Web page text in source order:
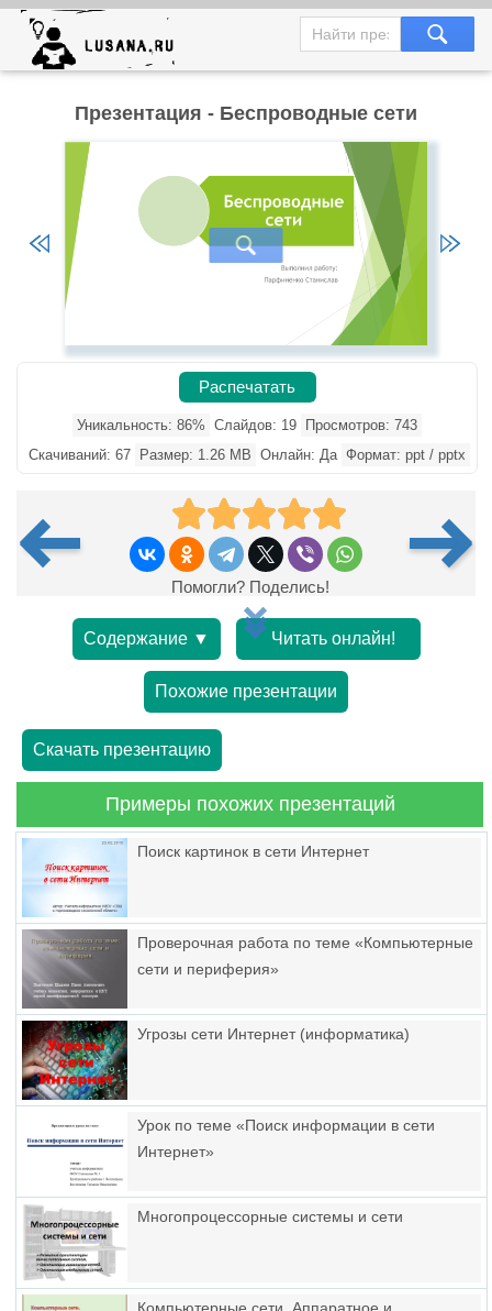
Презентация - Беспроводные сети
Распечатать
Уникальность: 86% Слайдов: 19
Просмотров: 743
Скачиваний: 67
Размер: 1.26 MB Онлайн: Да Формат: ppt / pptx
Помогли? Поделись!
Содержание ▼ Читать онлайн!
Похожие презентации
Скачать презентацию
Примеры похожих презентаций
Поиск картинок в сети Интернет
Проверочная работа по теме «Компьютерные
сети и периферия»
Угрозы сети Интернет (информатика)
Урок по теме «Поиск информации в сети
Интернет»
Многопроцессорные системы и сети